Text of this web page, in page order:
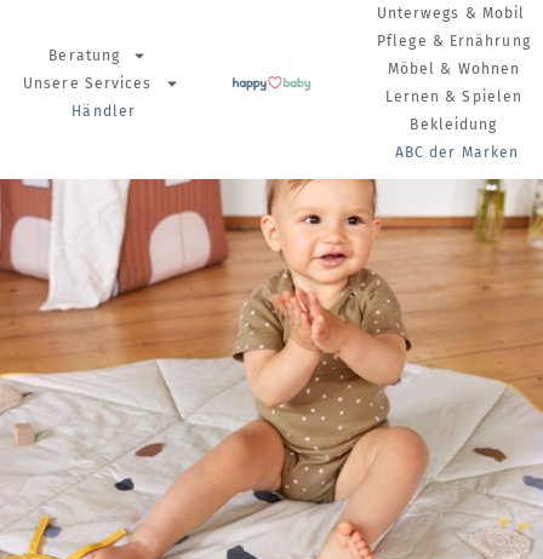
Beratung
Unsere Services
Händler
Unterwegs & Mobil
Pflege & Ernährung
Möbel & Wohnen
Lernen & Spielen
Bekleidung
ABC der Marken